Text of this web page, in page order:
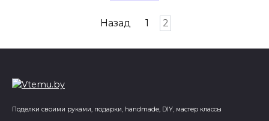
Назад 1 2
Поделки своими руками, подарки, handmade, DIY, мастер классы